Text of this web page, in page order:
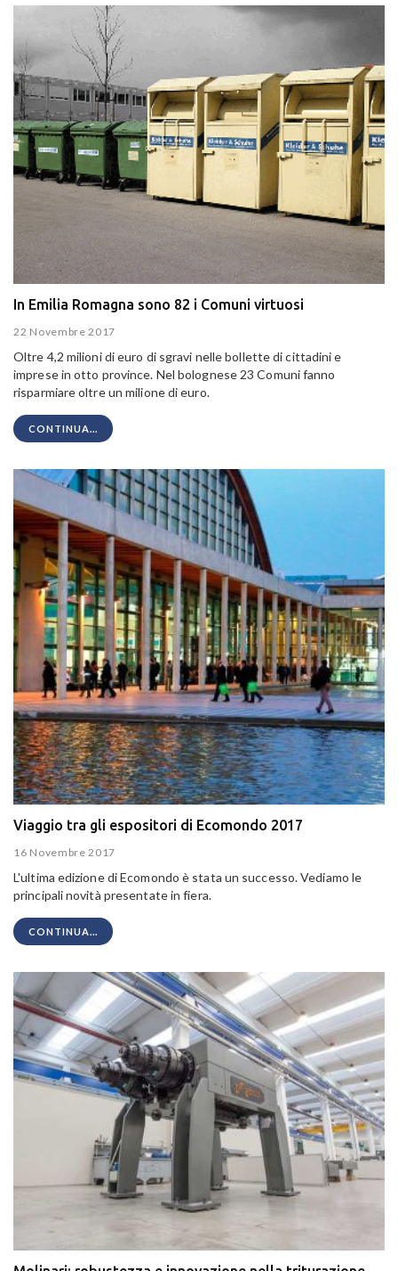
In Emilia Romagna sono 82 i Comuni virtuosi
22 Novembre 2017
Oltre 4,2 milioni di euro di sgravi nelle bollette di cittadini e
imprese in otto province. Nel bolognese 23 Comuni fanno
risparmiare oltre un milione di euro.
CONTINUA...
Viaggio tra gli espositori di Ecomondo 2017
16 Novembre 2017
L'ultima edizione di Ecomondo è stata un successo. Vediamo le
principali novità presentate in fiera.
CONTINUA...